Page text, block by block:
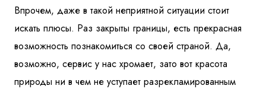
Впрочем, даже в такой неприятной ситуации стоит
искать плюсы. Раз закрыты границы, есть прекрасная
возможность познакомиться со своей страной. Да,
возможно, сервис у нас хромает, зато вот красота
природы ни в чем не уступает разрекламированным